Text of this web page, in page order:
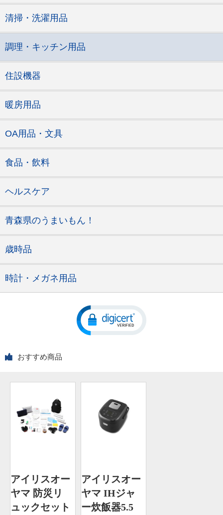
清掃・洗濯用品
調理・キッチン用品
住設機器
暖房用品
OA用品・文具
食品・飲料
ヘルスケア
青森県のうまいもん！
歳時品
時計・メガネ用品
おすすめ商品
アイリスオー
ヤマ 防災リ
ュックセット
アイリスオー
ヤマ IHジャ
ー炊飯器5.5